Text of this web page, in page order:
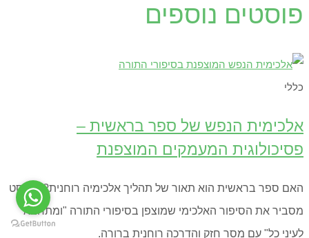
פוסטים נוספים
כללי
אלכימית הנפש של ספר בראשית –
פסיכולוגית המעמקים המוצפנת
האם ספר בראשית הוא תאור של תהליך אלכימיה רוחנית? הפוסט
מסביר את הסיפור האלכימי שמוצפן בסיפורי התורה "ומתחבא
לעיני כל" עם מסר חזק והדרכה רוחנית ברורה.